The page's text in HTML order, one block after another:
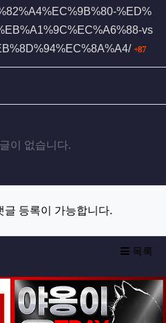
%ED%
vs
87회
이 없습니다.
글 등록이 가능합니다.
목록